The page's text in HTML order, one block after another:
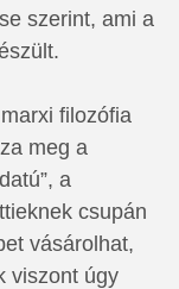
szerint, ami a
filozófia
meg a
a
csupán
vásárolhat,
viszont úgy